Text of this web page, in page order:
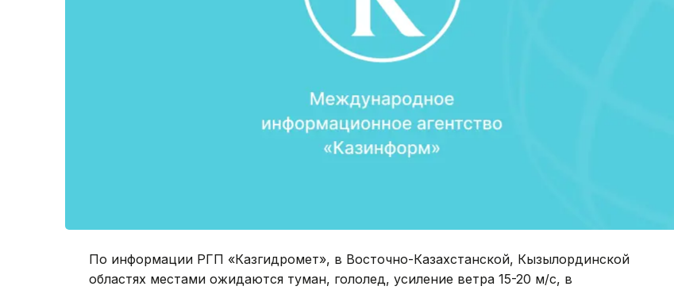
По информации РГП «Казгидромет», в Восточно-Казахстанской, Кызылординской
областях местами ожидаются туман, гололед, усиление ветра 15-20 м/с, в